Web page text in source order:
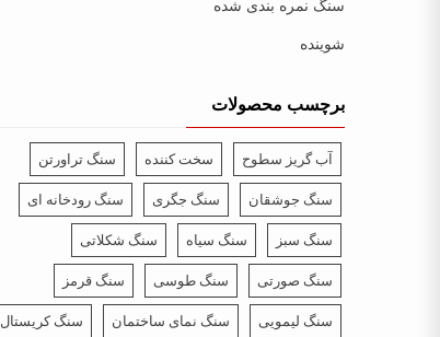
سنگ نمره بندی شده
شوینده
برچسب محصولات
آب گریز سطوح سخت کننده سنگ تراورتن
سنگ جوشقان سنگ جگری سنگ رودخانه ای
سنگ سبز سنگ سیاه سنگ شکلاتی
سنگ صورتی سنگ طوسی سنگ قرمز
سنگ لیمویی سنگ نمای ساختمان سنگ کریستال